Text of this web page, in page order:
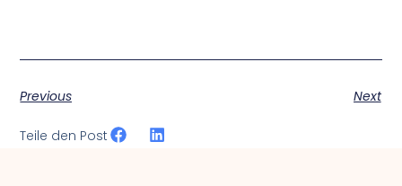
Previous Next
Teile den Post